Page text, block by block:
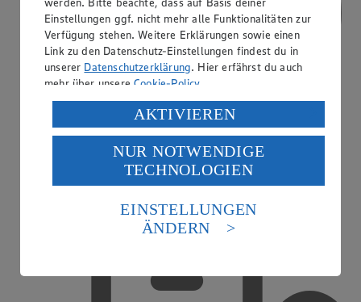
Einstellungen ggf. nicht mehr alle Funktionalitäten zur
Verfügung stehen. Weitere Erklärungen sowie einen
Link zu den Datenschutz-Einstellungen findest du in
unserer Datenschutzerklärung. Hier erfährst du auch
mehr über unsereCookie-Policy.
Verarbeitung deiner personenbezogenen Daten in den
USA durch Facebook und YouTube:
Wenn du auf „Aktivieren“ klickst, willigst du im Sinne
des Art. 49 Abs. 1 Satz 1 lit. a) DSGVO ein, dass deine
Daten in den USA verarbeitet werden. Der EuGH sieht
die USA als Land mit einem nach europäischen
Standards nicht angemessenen Datenschutzniveau an.
Es besteht das Risiko eines Zugriffs durch US-
Informationen zum Herausgeber der Seite findest du
AKTIVIEREN
NUR NOTWENDIGE
TECHNOLOGIEN
EINSTELLUNGEN
ÄNDERN